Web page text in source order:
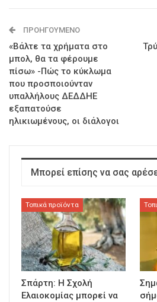
ΠΡΟΗΓΟΎΜΕΝΟ
«Βάλτε τα χρήματα στο
μπολ, θα τα φέρουμε
πίσω» -Πώς το κύκλωμα
που προσποιούνταν
υπαλλήλους ΔΕΔΔΗΕ
εξαπατούσε
ηλικιωμένους, οι διάλογοι
Μπορεί επίσης να σας
Τοπικά προϊόντα
Σπάρτη: Η Σχολή
Ελαιοκομίας μπορεί να